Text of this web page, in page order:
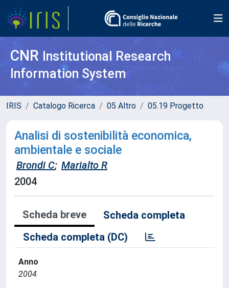
CNR Institutional Research
Information System
IRIS Catalogo Ricerca 05 Altro 05.19 Progetto
Analisi di sostenibilità economica,
ambientale e sociale
Brondi C; Marialto R
2004
Scheda breve
Scheda completa
Scheda completa (DC)
Anno
2004